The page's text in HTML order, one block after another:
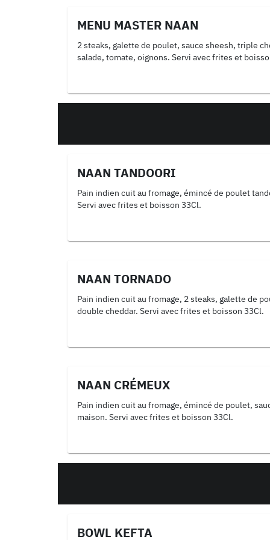
MENU MASTER NAAN
2 steaks, galette de poulet, sauce sheesh, triple
salade, tomate, oignons. Servi avec frites et
NAAN TANDOORI
Pain indien cuit au fromage, émincé de poulet
Servi avec frites et boisson 33Cl.
NAAN TORNADO
Pain indien cuit au fromage, 2 steaks, galette de
double cheddar. Servi avec frites et boisson 33Cl.
NAAN CRÉMEUX
Pain indien cuit au fromage, émincé de poulet,
maison. Servi avec frites et boisson 33Cl.
BOWL KEFTA